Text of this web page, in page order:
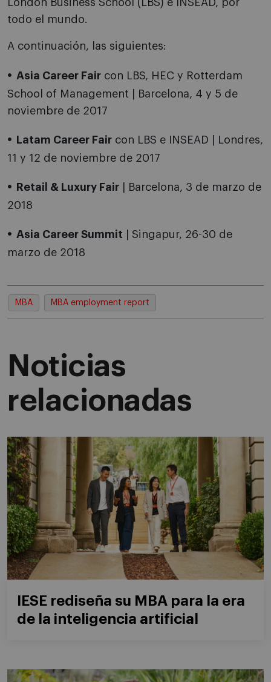
London Business School (LBS) e INSEAD, por
todo el mundo.
A continuación, las siguientes:
Asia Career Fair con LBS, HEC y Rotterdam
School of Management | Barcelona, 4 y 5 de
noviembre de 2017
Latam Career Fair con LBS e INSEAD | Londres,
11 y 12 de noviembre de 2017
Retail & Luxury Fair | Barcelona, 3 de marzo de
2018
Asia Career Summit | Singapur, 26-30 de
marzo de 2018
MBA MBA employment report
Noticias
relacionadas
IESE rediseña su MBA para la era
de la inteligencia artificial